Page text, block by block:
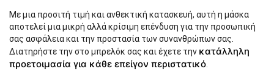
Με μια προσιτή τιμή και ανθεκτική κατασκευή, αυτή η μάσκα
αποτελεί μια μικρή αλλά κρίσιμη επένδυση για την προσωπική
σας ασφάλεια και την προστασία των συνανθρώπων σας.
Διατηρήστε την στο μπρελόκ σας και έχετε την κατάλληλη
προετοιμασία για κάθε επείγον περιστατικό